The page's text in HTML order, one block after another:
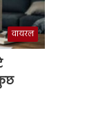
वायरल